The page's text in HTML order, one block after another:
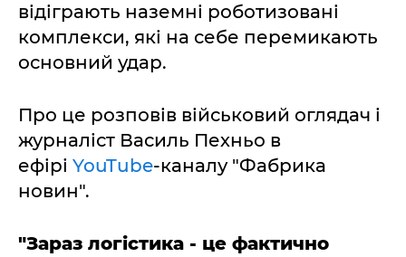
відіграють наземні роботизовані
комплекси, які на себе перемикають
основний удар.
Про це розповів військовий оглядач і
журналіст Василь Пехньо в
ефірі YouTube-каналу "Фабрика
новин".
"Зараз логістика - це фактично